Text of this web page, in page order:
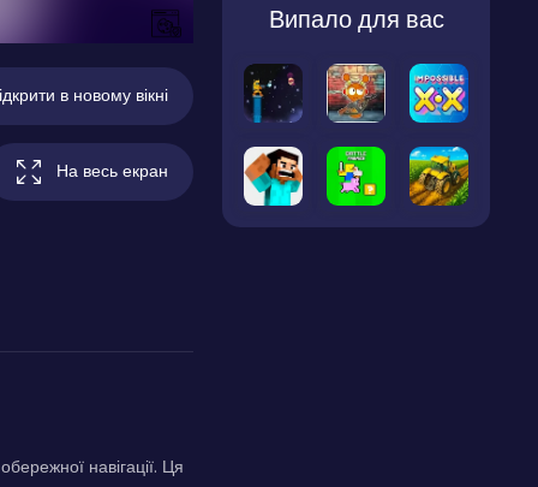
в новому вікні
На весь екран
навігації. Ця
Випало для вас